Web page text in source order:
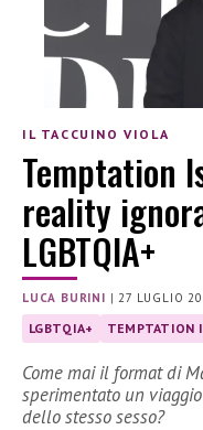
IL TACCUINO VIOLA
Temptation
reality
LGBTQIA+
LUCA BURINI |27 LUGLIO
LGBTQIA+ TEMPTATION
Come mai il format di
sperimentato un
dello stesso sesso?